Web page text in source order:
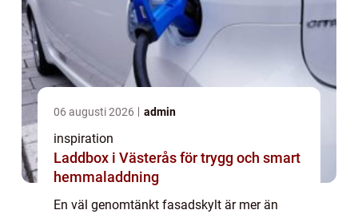
06 augusti 2026 admin
inspiration
Laddbox i Västerås för trygg och smart
hemmaladdning
En väl genomtänkt fasadskylt är mer än